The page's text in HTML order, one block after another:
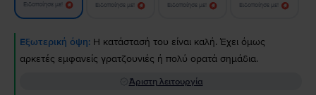
Ειδοποίησε με! Ειδοποίησε με! Ειδοποίησε με! Ειδοποίησε με!
Εξωτερική όψη: Η κατάστασή του είναι καλή. Έχει όμως
αρκετές εμφανείς γρατζουνιές ή πολύ ορατά σημάδια.
Άριστη λειτουργία